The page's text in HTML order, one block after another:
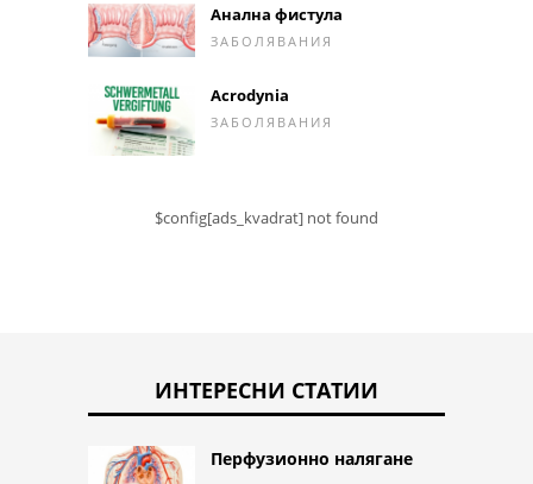
Анална фистула
ЗАБОЛЯВАНИЯ
Acrodynia
ЗАБОЛЯВАНИЯ
$config[ads_kvadrat] not found
ИНТЕРЕСНИ СТАТИИ
Перфузионно налягане